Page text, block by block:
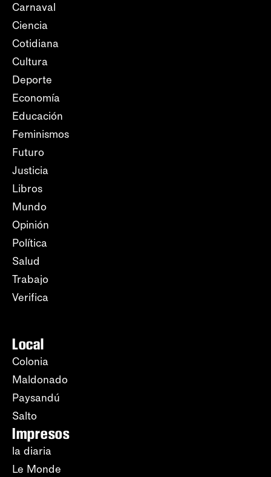
Carnaval
Ciencia
Cotidiana
Cultura
Deporte
Economía
Educación
Feminismos
Futuro
Justicia
Libros
Mundo
Opinión
Política
Salud
Trabajo
Verifica
Local
Colonia
Maldonado
Paysandú
Salto
Impresos
la diaria
Le Monde